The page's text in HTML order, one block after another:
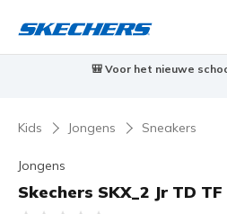
🎒 Voor het nieuwe
Kids Jongens Sneakers
Jongens
Skechers SKX_2 Jr TD TF